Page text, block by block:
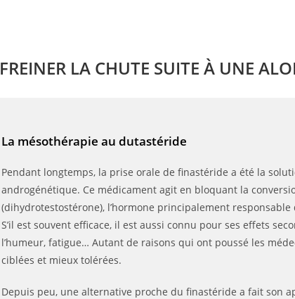
FREINER LA CHUTE SUITE À UNE
La mésothérapie au dutastéride
Pendant longtemps, la prise orale de finastéride a été la
androgénétique. Ce médicament agit en bloquant la
(dihydrotestostérone), l’hormone principalement
S’il est souvent efficace, il est aussi connu pour ses effets
l’humeur, fatigue… Autant de raisons qui ont poussé les
ciblées et mieux tolérées.
Depuis peu, une alternative proche du finastéride a fait son